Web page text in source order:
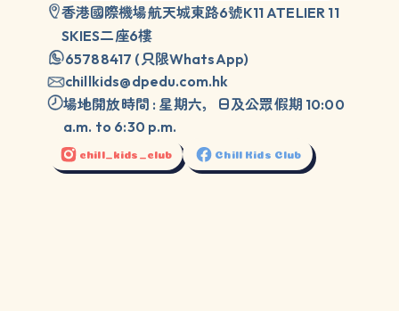
香港國際機場航天城東路6號K11 ATELIER 11
SKIES二座6樓
65788417 (只限WhatsApp)
chillkids@dpedu.com.hk
場地開放時間 : 星期六，日及公眾假期 10:00
a.m. to 6:30 p.m.
chill_kids_club Chill Kids Club